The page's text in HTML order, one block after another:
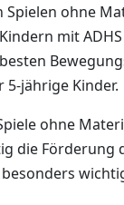
Spielen ohne
mit
5-jährige Kinder.
ohne
die Förderung